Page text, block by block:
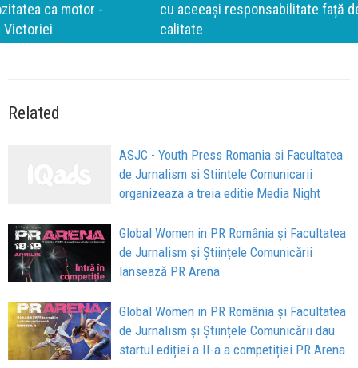
cu aceeași responsabilitate față de oameni, siguranță și
calitate
Related
ASJC - Youth Press Romania si Facultatea
de Jurnalism si Stiintele Comunicarii
organizeaza a treia editie Media Night
Global Women in PR România și Facultatea
de Jurnalism și Științele Comunicării
lansează PR Arena
Global Women in PR România și Facultatea
de Jurnalism și Științele Comunicării dau
startul ediției a II-a a competiției PR Arena